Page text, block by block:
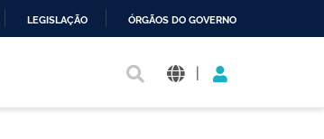
LEGISLAÇÃO ÓRGÃOS DO GOVERNO
|